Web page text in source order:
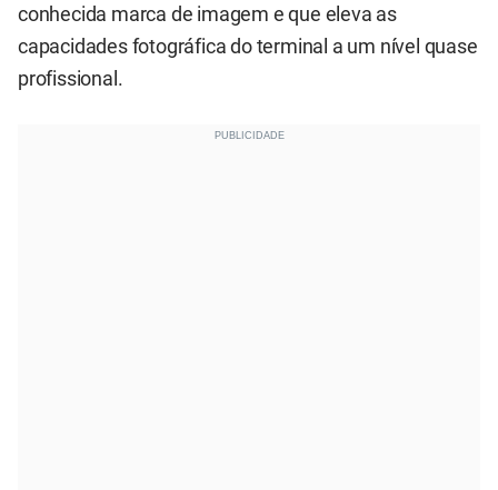
conhecida marca de imagem e que eleva as
capacidades fotográfica do terminal a um nível quase
profissional.